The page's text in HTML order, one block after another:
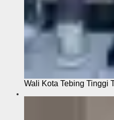
Wali Kota Tebing Tinggi